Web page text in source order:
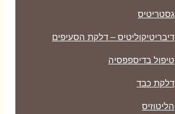
גסטריטיס
דיבריטיקוליטיס – דלקת הסעיפים
טיפול בדיספפסיה
דלקת כבד
הליטוזיס